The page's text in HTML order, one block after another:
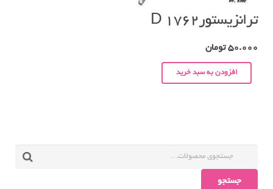
ترانزیستورD 1762
50.000 تومان
افزودن به سبد خرید
جستجو